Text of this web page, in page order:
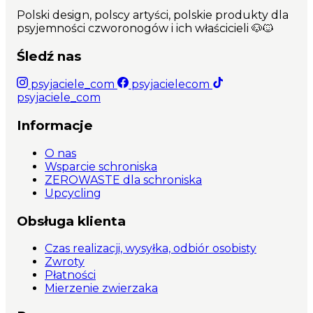
zgodnie z prawem produkty personalizowane
nie podlegają zwrotom.
Najważniejsze cechy produktu: Kolorowa,
dwustronna, bardzo wytrzymała taśma o
szerokości 25mm; Mocne, odporne na warunki
atmosferyczne okucia i klamra marki Duraflex;
Specjalny zaczep na adresówkę czy numerek;
dostępny tylko na Psyjaciele.com
Polski design, polscy artyści, polskie produkty dla
psyjemności czworonogów i ich właścicieli 🐶🐱
Śledź nas
psyjaciele_com
psyjacielecom
psyjaciele_com
Informacje
O nas
Wsparcie schroniska
ZEROWASTE dla schroniska
Upcycling
Obsługa klienta
Czas realizacji, wysyłka, odbiór osobisty
Zwroty
Płatności
Mierzenie zwierzaka